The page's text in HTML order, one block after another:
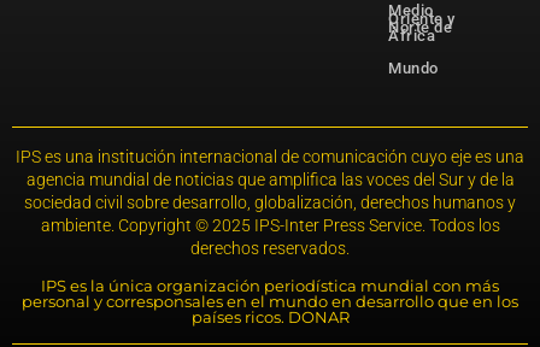
Medio
Oriente y
Norte de
África
Mundo
IPS es una institución internacional de comunicación cuyo eje es una
agencia mundial de noticias que amplifica las voces del Sur y de la
sociedad civil sobre desarrollo, globalización, derechos humanos y
ambiente. Copyright © 2025 IPS-Inter Press Service. Todos los
derechos reservados.
IPS es la única organización periodística mundial con más
personal y corresponsales en el mundo en desarrollo que en los
países ricos. DONAR